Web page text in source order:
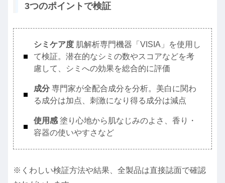
3つのポイントで検証
シミケア度 肌解析専門機器「VISIA」を使用し
て検証。潜在的なシミの数やスコアなどを考
慮して、シミへの効果を総合的に評価
成分 専門家が全配合成分を分析。美白に関わ
る成分は加点、刺激になり得る成分は減点
使用感 塗り心地から肌なじみのよさ、香り・
容器の使いやすさなど
※くわしい検証方法や結果、全製品は直接誌面で確認